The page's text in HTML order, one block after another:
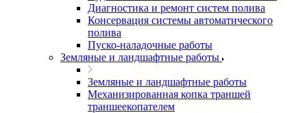
Диагностика и ремонт систем полива
Консервация системы автоматического
полива
Пуско-наладочные работы
Земляные и ландшафтные работы
Земляные и ландшафтные работы
Механизированная копка траншей
траншеекопателем